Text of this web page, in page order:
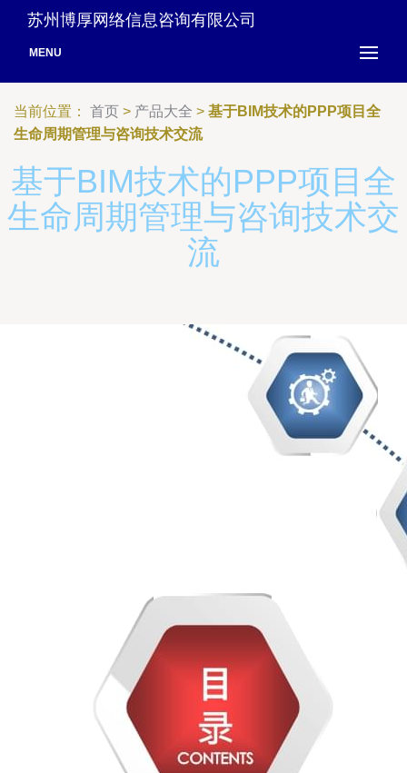
苏州博厚网络信息咨询有限公司
MENU
当前位置： 首页 > 产品大全 > 基于BIM技术的PPP项目全
生命周期管理与咨询技术交流
基于BIM技术的PPP项目全
生命周期管理与咨询技术交
流